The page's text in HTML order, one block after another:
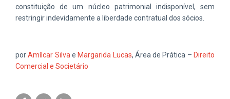
constituição de um núcleo patrimonial indisponível, sem
restringir indevidamente a liberdade contratual dos sócios.
porAmílcar Silva e Margarida Lucas, Área de Prática – Direito
Comercial e Societário